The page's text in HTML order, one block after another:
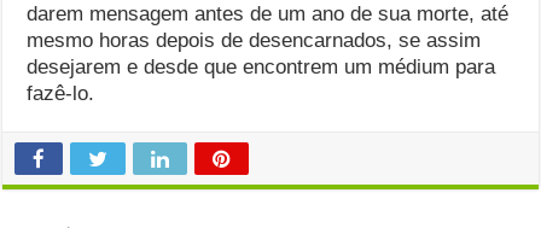
darem mensagem antes de um ano de sua morte, até
mesmo horas depois de desencarnados, se assim
desejarem e desde que encontrem um médium para
fazê-lo.